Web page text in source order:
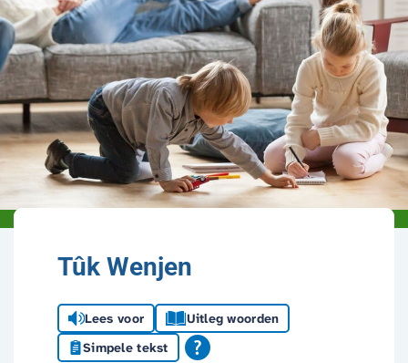
Tûk Wenjen
Lees voor
Uitleg woorden
Simpele tekst